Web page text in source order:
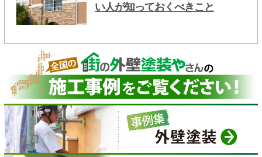
い人が知っておくべきこと